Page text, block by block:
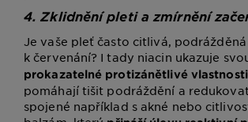
4. Zklidnění pleti a zmírnění
Je vaše pleť často citlivá, podrážděná
k červenání? I tady niacin ukazuje
prokazatelné protizánětlivé vlastnosti
pomáhají tišit podráždění a
spojené například s akné nebo